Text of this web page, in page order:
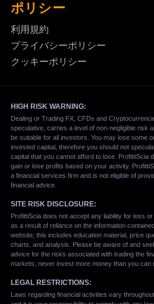
ポリシー
利用規約
プライバシーポリシー
クッキーポリシー